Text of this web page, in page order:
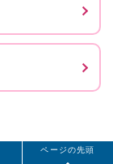
ページの先頭